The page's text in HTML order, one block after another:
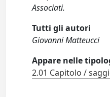
Associati.
Tutti gli autori
Giovanni Matteucci
Appare nelle
2.01 Capitolo /